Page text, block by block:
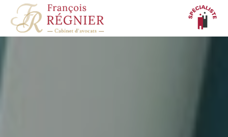
Panneau de gestion des cookies